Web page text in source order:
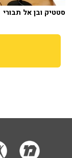
סטטיק ובן אל תבורי